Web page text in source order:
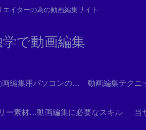
エイターの為の動画編集サイト
学で動画編集
動画編集用パソコンの選び方 動画編集テクニ
動画編集のフリー素材とテンプレート動画編集に必要なスキル 当